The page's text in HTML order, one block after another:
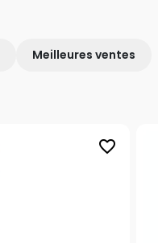
Meilleures ventes
favorite_border